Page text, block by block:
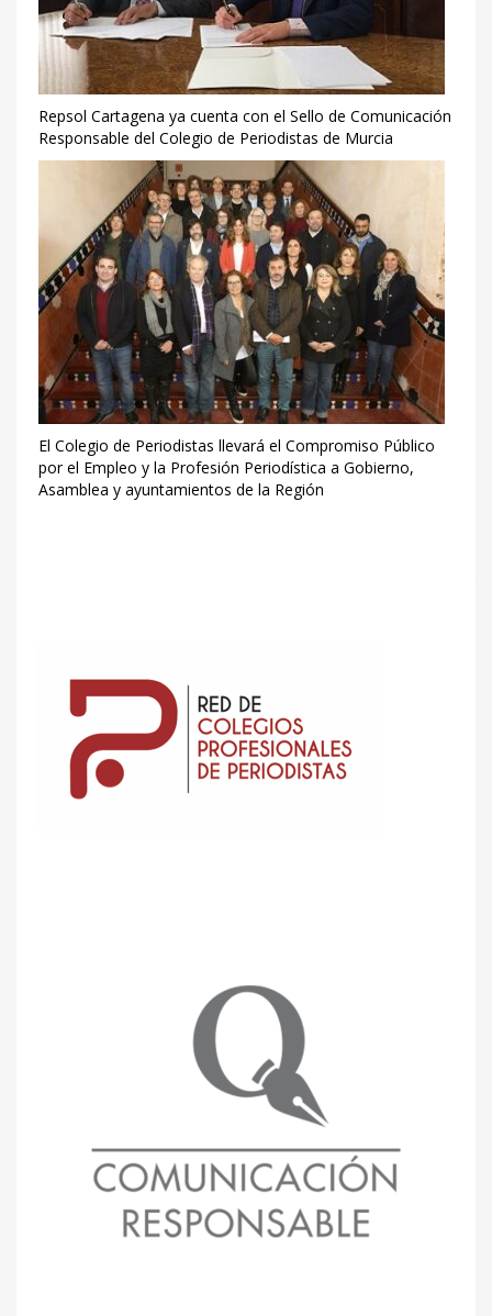
Repsol Cartagena ya cuenta con el Sello de Comunicación
Responsable del Colegio de Periodistas de Murcia
El Colegio de Periodistas llevará el Compromiso Público
por el Empleo y la Profesión Periodística a Gobierno,
Asamblea y ayuntamientos de la Región